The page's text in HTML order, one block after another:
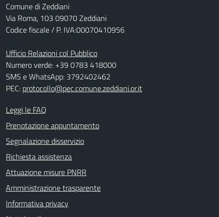
Comune di Zeddiani
Via Roma, 103 09070 Zeddiani
Codice fiscale / P. IVA:00070410956
Ufficio Relazioni col Pubblico
Numero verde: +39 0783 418000
SMS e WhatsApp: 3792402462
PEC: protocollo@pec.comune.zeddiani.or.it
Leggi le FAQ
Prenotazione appuntamento
Segnalazione disservizio
Richiesta assistenza
Attuazione misure PNRR
Amministrazione trasparente
Informativa privacy